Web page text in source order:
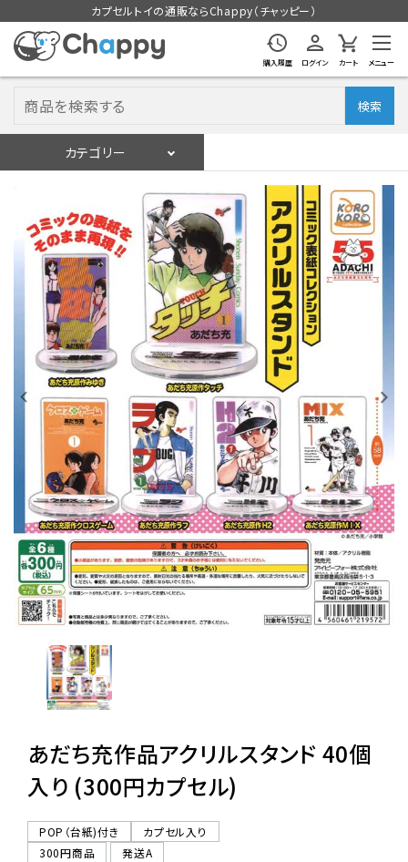
カプセルトイの通販ならChappy（チャッピー）
購入履歴 ログイン カート メニュー
検索
カテゴリー
会員登録
入荷スケジュールをチェック
カプセルトイマシン本体
カプセルトイ
販促用空カプセル
レンタル
景品・玩具・文具
販促用カプセルトイ
06-6282-7659
あだち充作品アクリルスタンド 40個
入り (300円カプセル)
POP（台紙)付き
カプセル入り
300円商品
発送A